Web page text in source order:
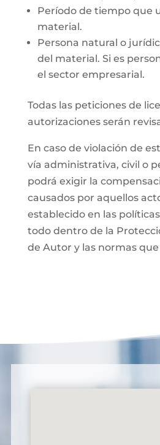
Período de tiempo que
material.
Persona natural o
del material. Si es
el sector empresarial.
Todas las peticiones de
autorizaciones serán
En caso de violación de
vía administrativa, civil o
podrá exigir la
causados por aquellos
establecido en las
todo dentro de la
de Autor y las normas